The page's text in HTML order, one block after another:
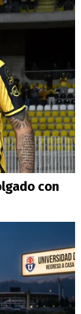
con